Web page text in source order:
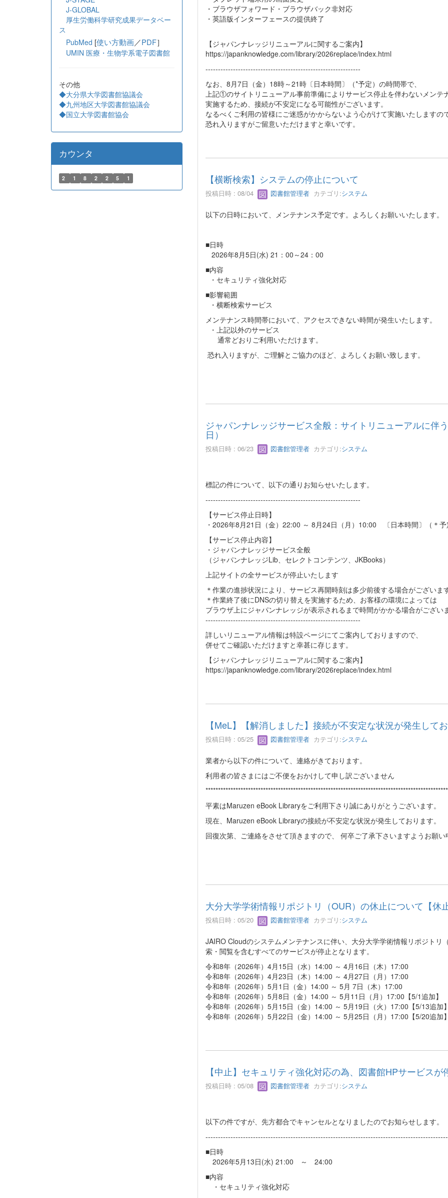
・ブラウザフォワード・ブラウザバック非対応
・英語版インターフェースの提供終了
【ジャパンナレッジリニューアルに関するご案内】
https://japanknowledge.com/library/2026replace/index.html
--------------------------------------------------------------
なお、8月7日（金）18時～21時〔日本時間〕（*予定）の時間帯で、
上記①のサイトリニューアル事前準備によりサービス停止を伴わないメンテ
実施するため、接続が不安定になる可能性がございます。
なるべくご利用の皆様にご迷惑がかからないよう心がけて実施いたしますの
恐れ入りますがご留意いただけますと幸いです。
【横断検索】システムの停止について
投稿日時 : 08/04 図書館管理者カテゴリ:システム
以下の日時において、メンテナンス予定です。よろしくお願いいたします。
■日時
2026年8月5日(水) 21：00～24：00
■内容
・セキュリティ強化対応
■影響範囲
・横断検索サービス
メンテナンス時間帯において、アクセスできない時間が発生いたします。
・上記以外のサービス
通常どおりご利用いただけます。
恐れ入りますが、ご理解とご協力のほど、よろしくお願い致します。
ジャパンナレッジサービス全般：サイトリニューアルに伴
日）
投稿日時 : 06/23 図書館管理者カテゴリ:システム
標記の件について、以下の通りお知らせいたします。
--------------------------------------------------------------
【サービス停止日時】
・2026年8月21日（金）22:00 ～ 8月24日（月）10:00 〔日本時間〕（＊予
【サービス停止内容】
・ジャパンナレッジサービス全般
（ジャパンナレッジLib、セレクトコンテンツ、JKBooks）
上記サイトの全サービスが停止いたします
＊作業の進捗状況により、サービス再開時刻は多少前後する場合がございます
＊作業終了後にDNSの切り替えを実施するため、お客様の環境によっては
ブラウザ上にジャパンナレッジが表示されるまで時間がかかる場合がござい
--------------------------------------------------------------
詳しいリニューアル情報は特設ページにてご案内しておりますので、
併せてご確認いただけますと幸甚に存じます。
【ジャパンナレッジリニューアルに関するご案内】
https://japanknowledge.com/library/2026replace/index.html
【MeL】【解消しました】接続が不安定な状況が発生して
投稿日時 : 05/25 図書館管理者カテゴリ:システム
業者から以下の件について、連絡がきております。
利用者の皆さまにはご不便をおかけして申し訳ございません
平素はMaruzen eBook Libraryをご利用下さり誠にありがとうございます。
現在、Maruzen eBook Libraryの接続が不安定な状況が発生しております。
回復次第、ご連絡をさせて頂きますので、 何卒ご了承下さいますようお願い
大分大学学術情報リポジトリ（OUR）の休止について【休
投稿日時 : 05/20 図書館管理者カテゴリ:システム
JAIRO Cloudのシステムメンテナンスに伴い、大分大学学術情報リポジトリ
索・閲覧を含むすべてのサービスが停止となります。
令和8年（2026年）4月15日（水）14:00 ～ 4月16日（木）17:00
令和8年（2026年）4月23日（木）14:00 ～ 4月27日（月）17:00
令和8年（2026年）5月1日（金）14:00 ～ 5月 7日（木）17:00
令和8年（2026年）5月8日（金）14:00 ～ 5月11日（月）17:00【5/1追加】
令和8年（2026年）5月15日（金）14:00 ～ 5月19日（火）17:00【5/13追加】
令和8年（2026年）5月22日（金）14:00 ～ 5月25日（月）17:00【5/20追加】
【中止】セキュリティ強化対応の為、図書館HPサービスが
投稿日時 : 05/08 図書館管理者カテゴリ:システム
以下の件ですが、先方都合でキャンセルとなりましたのでお知らせします。
■日時
2026年5月13日(水) 21:00 ～ 24:00
■内容
・セキュリティ強化対応
J-GLOBAL
厚生労働科学研究成果データベー
ス
PubMed [使い方動画／PDF］
UMIN 医療・生物学系電子図書館
その他
◆大分県大学図書館協議会
◆九州地区大学図書館協議会
◆国立大学図書館協会
カウンタ
2 1 8 2 2 5 1